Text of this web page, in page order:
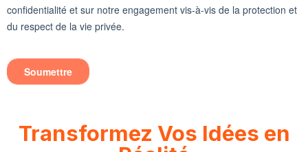
Transformez Vos Idées en